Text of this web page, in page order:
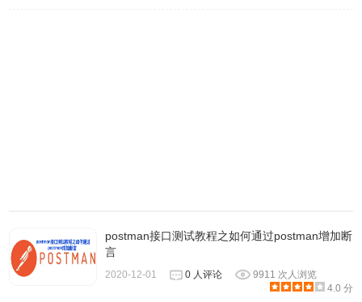
postman接口测试教程之如何通过postman增加断
言
2020-12-01 0 人评论
9911 次人浏览
4.0 分